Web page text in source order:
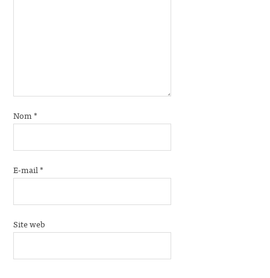
Nom*
E-mail*
Site web